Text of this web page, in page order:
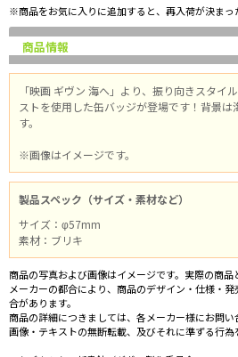
※商品をお気に入りに追加すると、再入荷が決まっ
商品情報
「映画 ギヴン 海へ」より、振り向きスタイ
ストを使用した缶バッジが登場です！背景
す。
※画像はイメージです。
製品スペック（サイズ・素材など）
サイズ：φ57mm
素材：ブリキ
商品の写真および画像はイメージです。実際の商品
メーカーの都合により、商品のデザイン・仕様・
合があります。
商品の詳細につきましては、各メーカー様にお問い
画像・テキストの無断転載、及びそれに準ずる行為